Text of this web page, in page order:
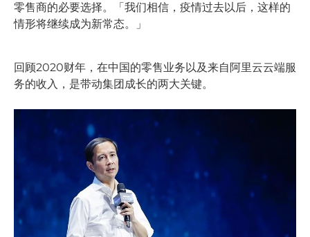
零售商的必要选择。「我们相信，疫情过去以后，这样的
情形将继续成为新常态。」
回顾2020财年，在中国的零售业务以及来自阿里云云端服
务的收入，是带动集团成长的两大关键。